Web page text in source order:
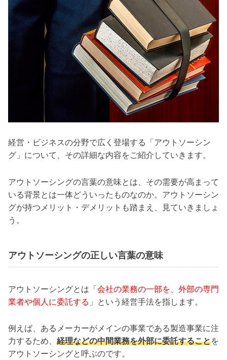
経営・ビジネスの分野で広く登場する「アウトソーシン
グ」について、その詳細な内容をご紹介していきます。
アウトソーシングの言葉の意味とは、その需要が高まって
いる背景とは一体どういったものなのか。アウトソーシン
グが持つメリット・デメリットも踏まえ、見ていきましょ
う。
アウトソーシングの正しい言葉の意味
アウトソーシングとは「 会社の業務の一部を、外部の専門
業者や個人に委託する 」という経営手法を指します。
例えば、あるメーカーがメインの事業である製造事業に注
力するため、 経理などの中間業務を外部に委託することを
アウトソーシングと呼ぶのです。